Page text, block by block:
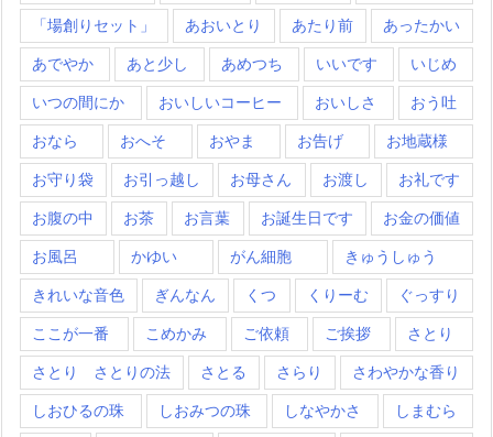
「場創りセット」 あおいとり あたり前 あったかい
あでやか あと少し あめつち いいです いじめ
いつの間にか おいしいコーヒー おいしさ おう吐
おなら おへそ おやま お告げ お地蔵様
お守り袋 お引っ越し お母さん お渡し お礼です
お腹の中 お茶 お言葉 お誕生日です お金の価値
お風呂 かゆい がん細胞 きゅうしゅう
きれいな音色 ぎんなん くつ くりーむ ぐっすり
ここが一番 こめかみ ご依頼 ご挨拶 さとり
さとり さとりの法 さとる さらり さわやかな香り
しおひるの珠 しおみつの珠 しなやかさ しまむら